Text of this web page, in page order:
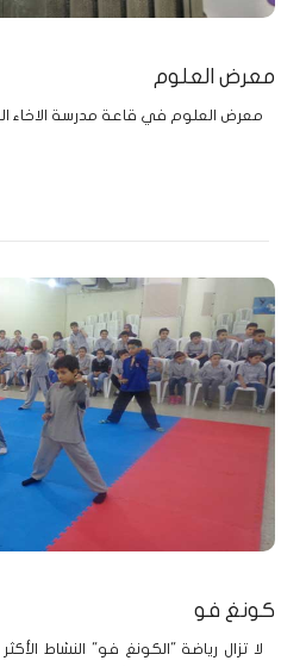
معرض العلوم
معرض العلوم في قاعة مدرسة الاخاء
كونغ فو
لا تزال رياضة "الكونغ فو" النشاط